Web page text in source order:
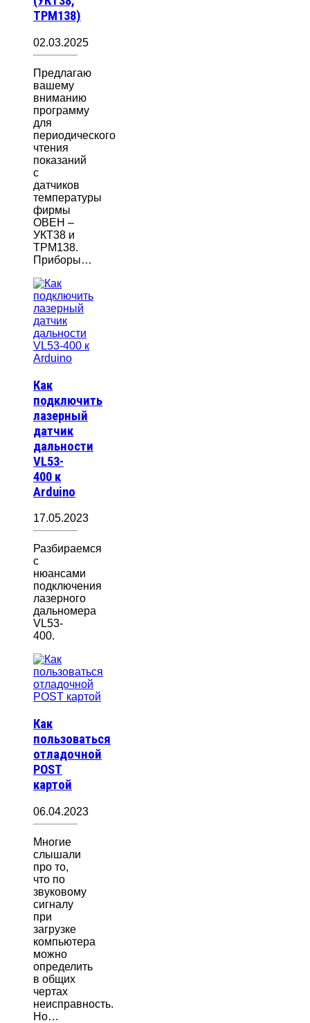
ТРМ138)
02.03.2025
Предлагаю
вашему
вниманию
программу
для
периодического
чтения
показаний
с
датчиков
температуры
фирмы
ОВЕН –
УКТ38 и
ТРМ138.
Приборы…
Как
подключить
лазерный
датчик
дальности
VL53-
400 к
Arduino
17.05.2023
Разбираемся
с
нюансами
подключения
лазерного
дальномера
VL53-
400.
Как
пользоваться
отладочной
POST
картой
06.04.2023
Многие
слышали
про то,
что по
звуковому
сигналу
при
загрузке
компьютера
можно
определить
в общих
чертах
неисправность.
Но…